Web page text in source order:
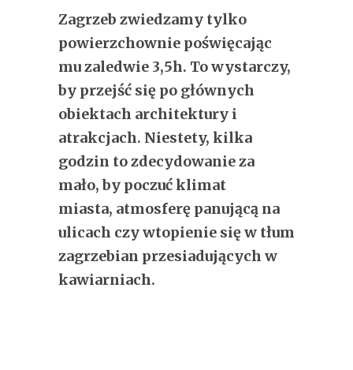
Zagrzeb zwiedzamy tylko
powierzchownie poświęcając
mu zaledwie 3,5h. To wystarczy,
by przejść się po głównych
obiektach architektury i
atrakcjach. Niestety, kilka
godzin to zdecydowanie za
mało, by poczuć klimat
miasta, atmosferę panującą na
ulicach czy wtopienie się w tłum
zagrzebian przesiadujących w
kawiarniach.